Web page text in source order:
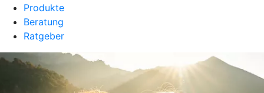
Produkte
Beratung
Ratgeber